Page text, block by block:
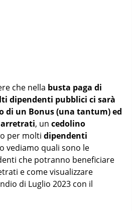
che nella busta paga di
dipendenti pubblici ci sarà
di un Bonus (una tantum) ed
arretrati, un cedolino
per moltidipendenti
vediamo quali sono le
che potranno beneficiare
e come visualizzare
di Luglio 2023 con il